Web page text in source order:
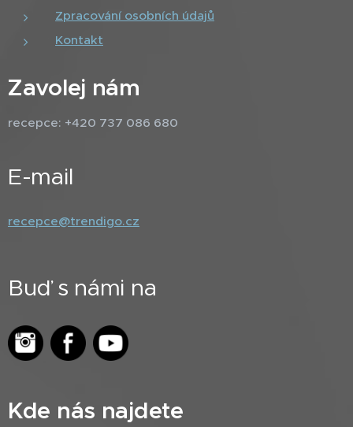
Zpracování osobních údajů
Kontakt
Zavolej nám
recepce: +420 737 086 680
E-mail
recepce@trendigo.cz
Buď s námi na
Kde nás najdete